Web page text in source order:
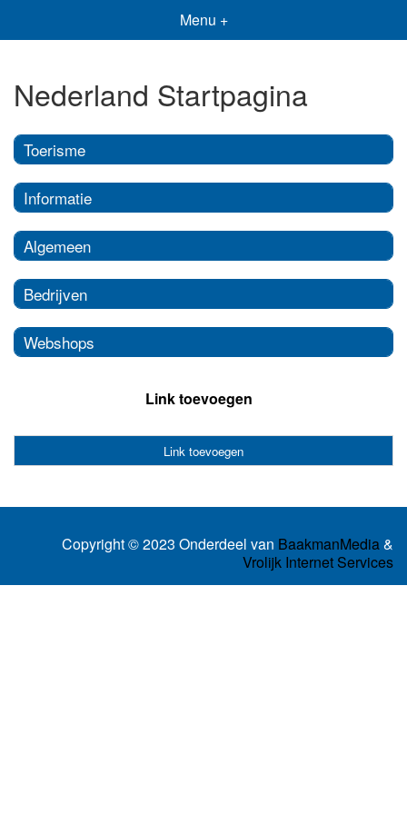
Menu +
Nederland Startpagina
Toerisme
Informatie
Algemeen
Bedrijven
Webshops
Link toevoegen
Link toevoegen
Copyright © 2023 Onderdeel van BaakmanMedia&
Vrolijk Internet Services